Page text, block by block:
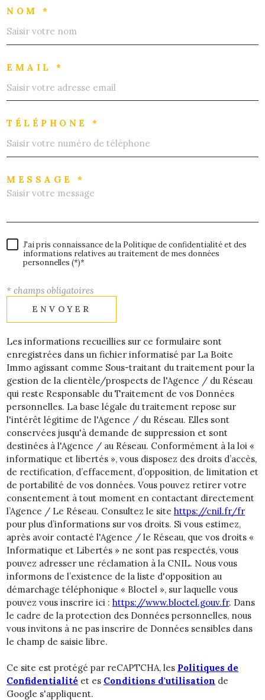
NOM *
EMAIL *
TÉLÉPHONE *
MESSAGE *
J'ai pris connaissance de la Politique de confidentialité et des
informations relatives au traitement de mes données
personnelles (*)*
* champs obligatoires
ENVOYER
Les informations recueillies sur ce formulaire sont
enregistrées dans un fichier informatisé par La Boite
Immo agissant comme Sous-traitant du traitement pour la
gestion de la clientèle/prospects de l'Agence / du Réseau
qui reste Responsable du Traitement de vos Données
personnelles. La base légale du traitement repose sur
l'intérêt légitime de l'Agence / du Réseau. Elles sont
conservées jusqu'à demande de suppression et sont
destinées à l'Agence / au Réseau. Conformément à la loi «
informatique et libertés », vous disposez des droits d’accès,
de rectification, d’effacement, d’opposition, de limitation et
de portabilité de vos données. Vous pouvez retirer votre
consentement à tout moment en contactant directement
l’Agence / Le Réseau. Consultez le site https://cnil.fr/fr
pour plus d’informations sur vos droits. Si vous estimez,
après avoir contacté l'Agence / le Réseau, que vos droits «
Informatique et Libertés » ne sont pas respectés, vous
pouvez adresser une réclamation à la CNIL. Nous vous
informons de l’existence de la liste d'opposition au
démarchage téléphonique « Bloctel », sur laquelle vous
pouvez vous inscrire ici : https://www.bloctel.gouv.fr. Dans
le cadre de la protection des Données personnelles, nous
vous invitons à ne pas inscrire de Données sensibles dans
le champ de saisie libre.
Ce site est protégé par reCAPTCHA, les Politiques de
Confidentialité et es Conditions d'utilisation de
Google s'appliquent.